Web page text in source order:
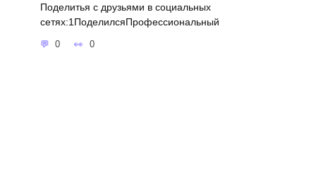
Поделитья с друзьями в социальных
сетях:1ПоделилсяПрофессиональный
0 0